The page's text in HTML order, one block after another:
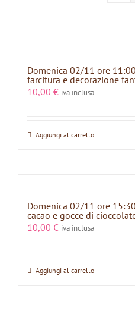
Domenica 02/11 ore
farcitura e decorazione
10,00 € iva inclusa
Aggiungi al carrello
Domenica 02/11 ore
cacao e gocce di
10,00 € iva inclusa
Aggiungi al carrello